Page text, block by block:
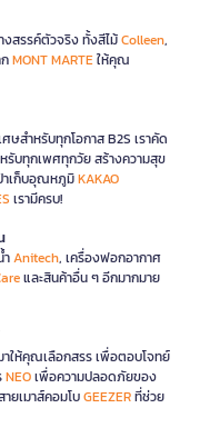
งสรรค์ตัวจริง ทั้งสีไม้Colleen,
MONT MARTEให้คุณ
สำหรับทุกโอกาส B2S เราคัด
รับทุกเพศทุกวัย สร้างความสุข
าเก็บอุณหภูมิKAKAO
เรามีครบ!
ำAnitech, เครื่องฟอกอากาศ
และสินค้าอื่น ๆ อีกมากมาย
ให้คุณเลือกสรร เพื่อตอบโจทย์
NEOเพื่อความปลอดภัยของ
ยเมาส์คอมโบGEEZERที่ช่วย